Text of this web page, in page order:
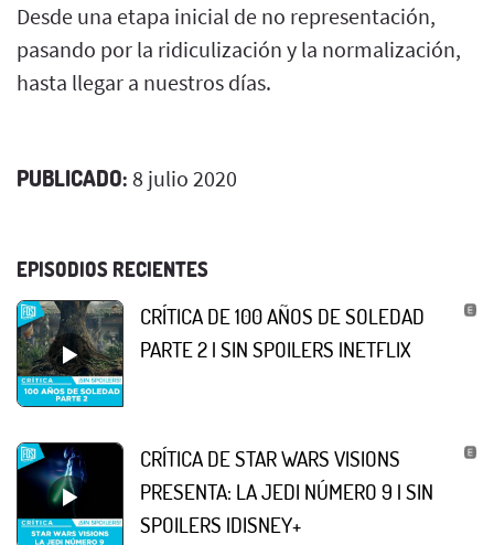
Desde una etapa inicial de no representación,
pasando por la ridiculización y la normalización,
hasta llegar a nuestros días.
PUBLICADO: 8 julio 2020
EPISODIOS RECIENTES
CRÍTICA DE 100 AÑOS DE SOLEDAD
PARTE 2 | SIN SPOILERS |NETFLIX
CRÍTICA DE STAR WARS VISIONS
PRESENTA: LA JEDI NÚMERO 9 | SIN
SPOILERS |DISNEY+